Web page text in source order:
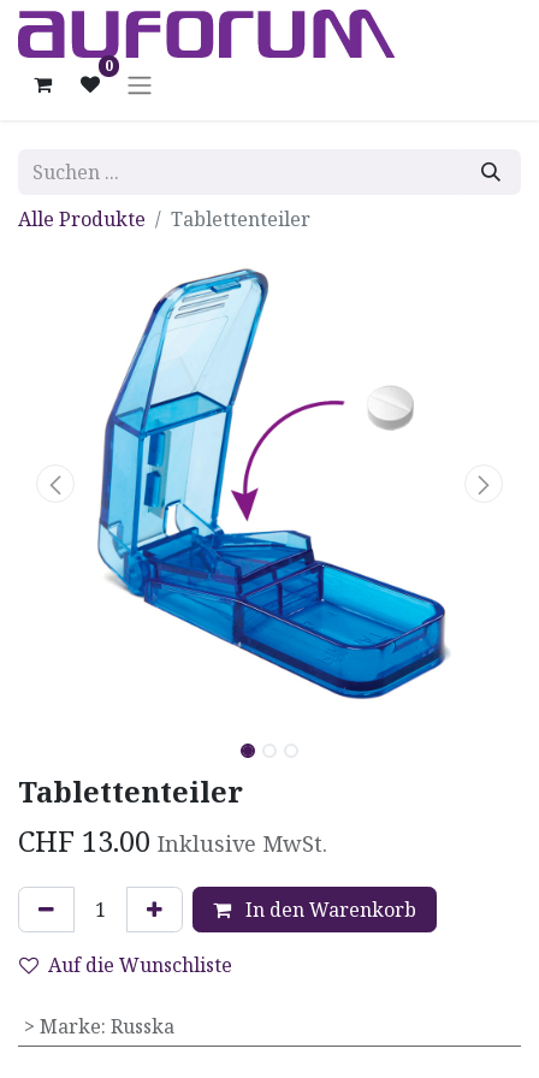
0
Alle Produkte Tablettenteiler
Tablettenteiler
CHF 13.00 Inklusive MwSt.
In den Warenkorb
Auf die Wunschliste
> Marke: Russka